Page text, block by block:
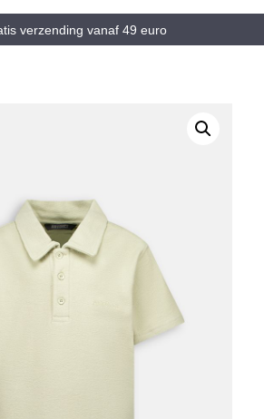
verzending vanaf 49 euro